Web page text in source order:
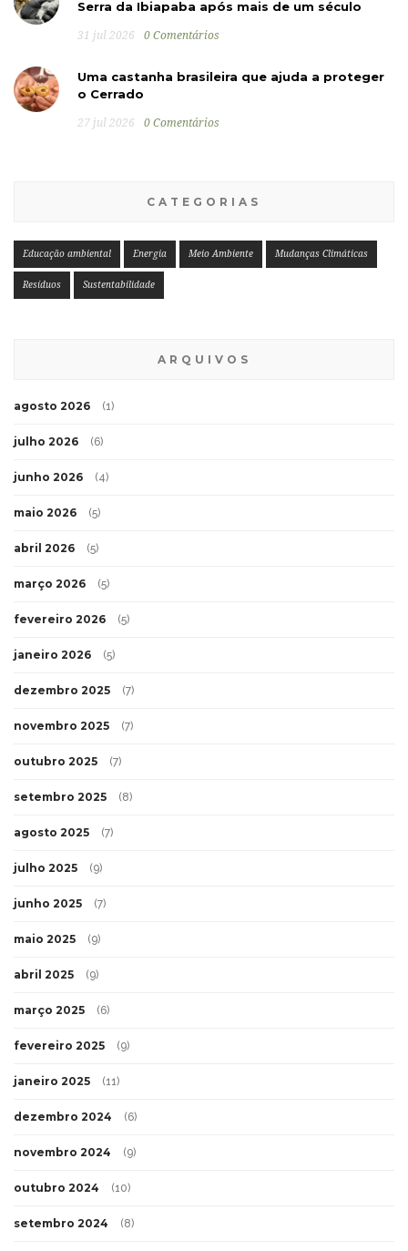
Serra da Ibiapaba após mais de um século
31 jul 2026 0 Comentários
Uma castanha brasileira que ajuda a proteger
o Cerrado
27 jul 2026 0 Comentários
CATEGORIAS
Educação ambiental Energia Meio Ambiente Mudanças Climáticas
Resíduos Sustentabilidade
ARQUIVOS
agosto 2026 (1)
julho 2026 (6)
junho 2026 (4)
maio 2026 (5)
abril 2026 (5)
março 2026 (5)
fevereiro 2026 (5)
janeiro 2026 (5)
dezembro 2025 (7)
novembro 2025 (7)
outubro 2025 (7)
setembro 2025 (8)
agosto 2025 (7)
julho 2025 (9)
junho 2025 (7)
maio 2025 (9)
abril 2025 (9)
março 2025 (6)
fevereiro 2025 (9)
janeiro 2025 (11)
dezembro 2024 (6)
novembro 2024 (9)
outubro 2024 (10)
setembro 2024 (8)